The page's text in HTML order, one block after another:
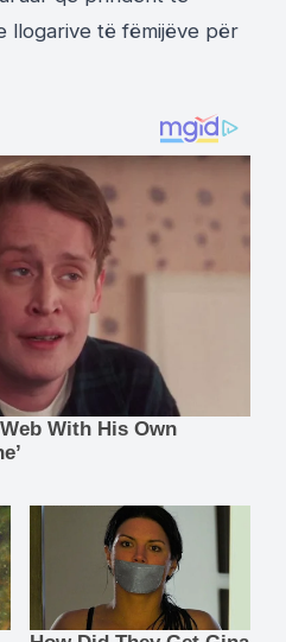
llogarive të fëmijëve për